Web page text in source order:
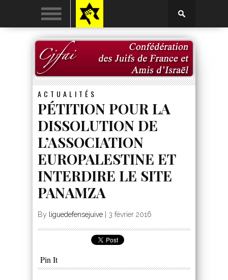
ACTUALITÉS
PÉTITION POUR LA
DISSOLUTION DE
L’ASSOCIATION
EUROPALESTINE ET
INTERDIRE LE SITE
PANAMZA
By liguedefensejuive 3 février 2016
Pin It